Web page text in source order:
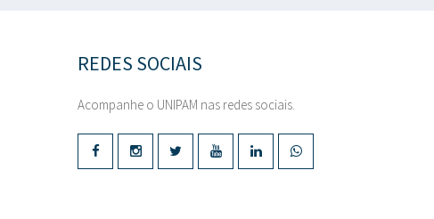
REDES SOCIAIS
Acompanhe o UNIPAM nas redes sociais.